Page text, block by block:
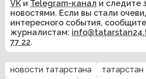
VK и Telegram-канал и следите
новостями. Если вы стали
интересного события,
журналистам:
77 22.
новости татарстана
татарстан